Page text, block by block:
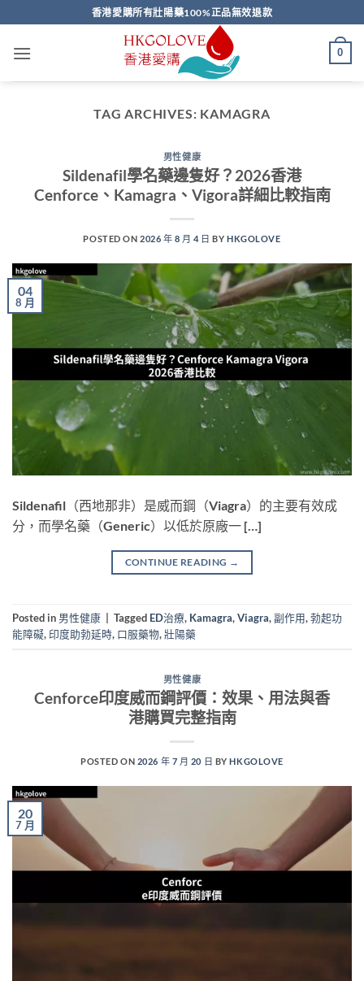
to
content
香港愛購所有壯陽藥100%正品無效退款
0
TAG ARCHIVES: KAMAGRA
男性健康
Sildenafil學名藥邊隻好？2026香港
Cenforce、Kamagra、Vigora詳細比較指南
POSTED ON2026 年 8 月 4 日 BYHKGOLOVE
04
8 月
Sildenafil（西地那非）是威而鋼（Viagra）的主要有效成
分，而學名藥（Generic）以低於原廠一 […]
CONTINUE READING →
Posted in 男性健康 Tagged ED治療, Kamagra,Viagra,副作用,勃起功
能障礙,印度助勃延時, 口服藥物,壯陽藥
男性健康
Cenforce印度威而鋼評價：效果、用法與香
港購買完整指南
POSTED ON 2026 年 7 月 20 日 BYHKGOLOVE
20
7 月